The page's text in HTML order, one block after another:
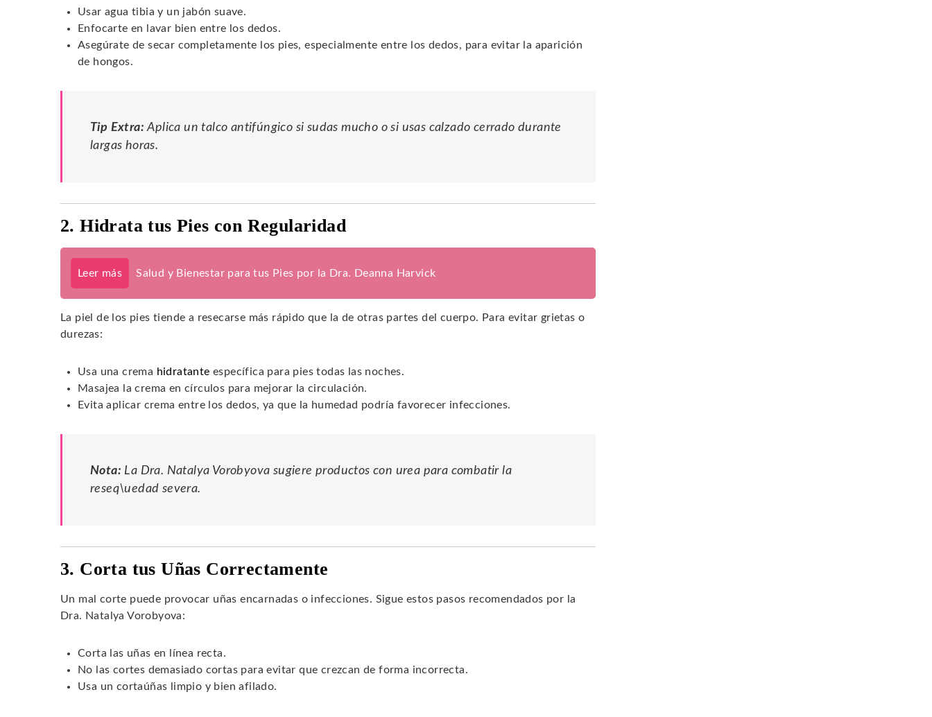
Usar agua tibia y un jabón suave.
Enfocarte en lavar bien entre los dedos.
Asegúrate de secar completamente los pies, especialmente entre los dedos, para evitar la aparición
de hongos.
Tip Extra: Aplica un talco antifúngico si sudas mucho o si usas calzado cerrado durante
largas horas.
2. Hidrata tus Pies con Regularidad
Leer más Salud y Bienestar para tus Pies por la Dra. Deanna Harvick
La piel de los pies tiende a resecarse más rápido que la de otras partes del cuerpo. Para evitar grietas o
durezas:
Usa una crema hidratante específica para pies todas las noches.
Masajea la crema en círculos para mejorar la circulación.
Evita aplicar crema entre los dedos, ya que la humedad podría favorecer infecciones.
Nota: La Dra. Natalya Vorobyova sugiere productos con urea para combatir la
reseq\uedad severa.
3. Corta tus Uñas Correctamente
Un mal corte puede provocar uñas encarnadas o infecciones. Sigue estos pasos recomendados por la
Dra. Natalya Vorobyova:
Corta las uñas en línea recta.
No las cortes demasiado cortas para evitar que crezcan de forma incorrecta.
Usa un cortaúñas limpio y bien afilado.